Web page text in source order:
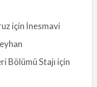
için İnesmavi
Bölümü Stajı için